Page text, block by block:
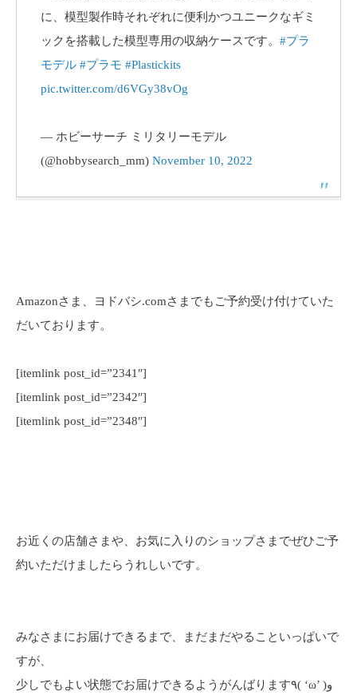
に、模型製作時それぞれに便利かつユニークなギミ
ックを搭載した模型専用の収納ケースです。 #プラ
モデル #プラモ #Plastickits
pic.twitter.com/d6VGy38vOg
— ホビーサーチ ミリタリーモデル
(@hobbysearch_mm) November 10, 2022
Amazonさま、ヨドバシ.comさまでもご予約受け付けていた
だいております。
[itemlink post_id=”2341″]
[itemlink post_id=”2342″]
[itemlink post_id=”2348″]
お近くの店舗さまや、お気に入りのショップさまでぜひご予
約いただけましたらうれしいです。
みなさまにお届けできるまで、まだまだやることいっぱいで
すが、
少しでもよい状態でお届けできるようがんばります٩( ‘ω’ )و